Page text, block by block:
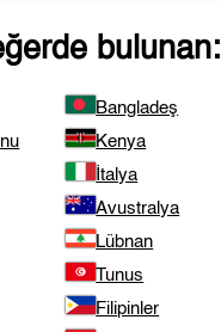
bulunan:
Bangladeş
Kenya
İtalya
Avustralya
Lübnan
Tunus
Filipinler